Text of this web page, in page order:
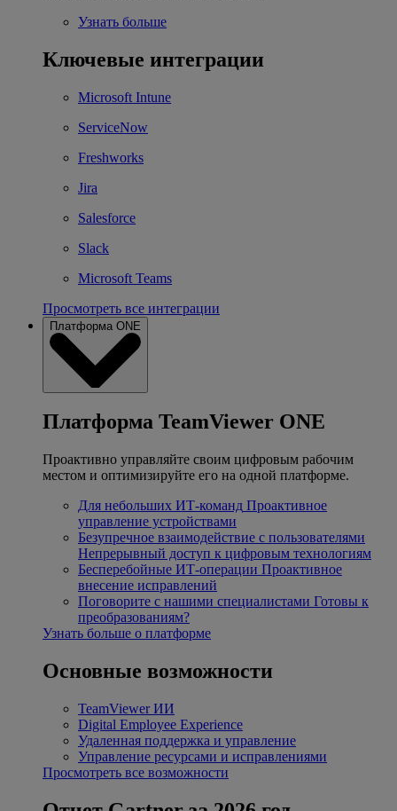
Узнать больше
Ключевые интеграции
Microsoft Intune
ServiceNow
Freshworks
Jira
Salesforce
Slack
Microsoft Teams
Просмотреть все интеграции
Платформа ONE
Платформа TeamViewer ONE
Проактивно управляйте своим цифровым рабочим
местом и оптимизируйте его на одной платформе.
Для небольших ИТ-команд Проактивное
управление устройствами
Безупречное взаимодействие с пользователями
Непрерывный доступ к цифровым технологиям
Бесперебойные ИТ-операции Проактивное
внесение исправлений
Поговорите с нашими специалистами Готовы к
преобразованиям?
Узнать больше о платформе
Основные возможности
TeamViewer ИИ
Digital Employee Experience
Удаленная поддержка и управление
Управление ресурсами и исправлениями
Просмотреть все возможности